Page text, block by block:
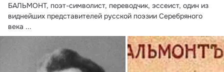
БАЛЬМОНТ, поэт-символист, переводчик, эссеист, один из
виднейших представителей русской поэзии Серебряного
века ...